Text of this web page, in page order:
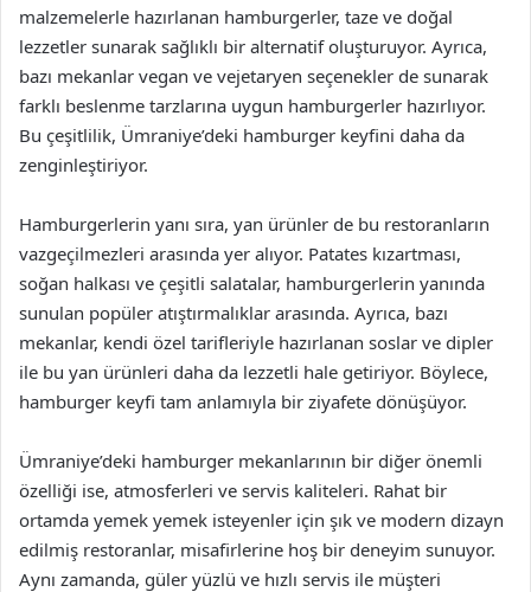
malzemelerle hazırlanan hamburgerler, taze ve doğal
lezzetler sunarak sağlıklı bir alternatif oluşturuyor. Ayrıca,
bazı mekanlar vegan ve vejetaryen seçenekler de sunarak
farklı beslenme tarzlarına uygun hamburgerler hazırlıyor.
Bu çeşitlilik, Ümraniye’deki hamburger keyfini daha da
zenginleştiriyor.
Hamburgerlerin yanı sıra, yan ürünler de bu restoranların
vazgeçilmezleri arasında yer alıyor. Patates kızartması,
soğan halkası ve çeşitli salatalar, hamburgerlerin yanında
sunulan popüler atıştırmalıklar arasında. Ayrıca, bazı
mekanlar, kendi özel tarifleriyle hazırlanan soslar ve dipler
ile bu yan ürünleri daha da lezzetli hale getiriyor. Böylece,
hamburger keyfi tam anlamıyla bir ziyafete dönüşüyor.
Ümraniye’deki hamburger mekanlarının bir diğer önemli
özelliği ise, atmosferleri ve servis kaliteleri. Rahat bir
ortamda yemek yemek isteyenler için şık ve modern dizayn
edilmiş restoranlar, misafirlerine hoş bir deneyim sunuyor.
Aynı zamanda, güler yüzlü ve hızlı servis ile müşteri